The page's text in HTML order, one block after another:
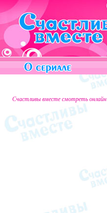
Счастливы вместе смотреть онлайн